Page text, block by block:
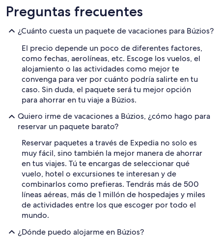
Preguntas frecuentes
¿Cuánto cuesta un paquete de vacaciones para Búzios?
El precio depende un poco de diferentes factores,
como fechas, aerolíneas, etc. Escoge los vuelos, el
alojamiento o las actividades como mejor te
convenga para ver por cuánto podría salirte en tu
caso. Sin duda, el paquete será tu mejor opción
para ahorrar en tu viaje a Búzios.
Quiero irme de vacaciones a Búzios, ¿cómo hago para
reservar un paquete barato?
Reservar paquetes a través de Expedia no solo es
muy fácil, sino también la mejor manera de ahorrar
en tus viajes. Tú te encargas de seleccionar qué
vuelo, hotel o excursiones te interesan y de
combinarlos como prefieras. Tendrás más de 500
líneas aéreas, más de 1 millón de hospedajes y miles
de actividades entre los que escoger por todo el
mundo.
¿Dónde puedo alojarme en Búzios?